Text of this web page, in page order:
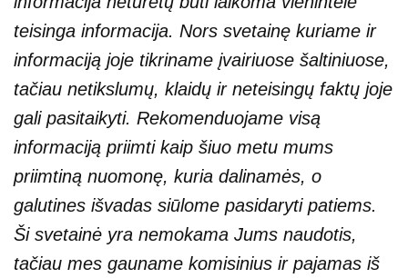
teisinga informacija. Nors svetainę kuriame ir
informaciją joje tikriname įvairiuose šaltiniuose,
tačiau netikslumų, klaidų ir neteisingų faktų joje
gali pasitaikyti. Rekomenduojame visą
informaciją priimti kaip šiuo metu mums
priimtiną nuomonę, kuria dalinamės, o
galutines išvadas siūlome pasidaryti patiems.
Ši svetainė yra nemokama Jums naudotis,
tačiau mes gauname komisinius ir pajamas iš